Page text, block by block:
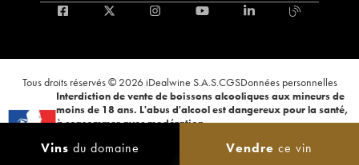
Vins du domaine Vendre ce vin
Tous droits réservés © 2026 iDealwine S.A.S.CGSDonnées personnelles
Interdiction de vente de boissons alcooliques aux mineurs de
moins de 18 ans. L'abus d'alcool est dangereux pour la santé,
à consommer avec modération.
ligne. CODE DE LA SANTÉ PUBLIQUE, ART.L.3342-1 et L.3353-3